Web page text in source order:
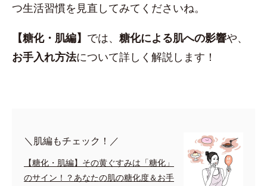
つ生活習慣を見直してみてくださいね。
【糖化・肌編】 では、 糖化による肌への影響や、
お手入れ方法について詳しく解説します！
＼肌編もチェック！／
【糖化・肌編】その黄ぐすみは「糖化」
のサイン！？あなたの肌の糖化度＆お手